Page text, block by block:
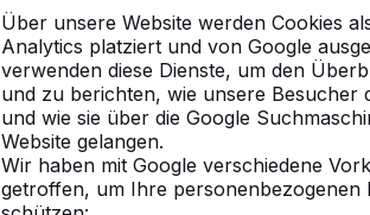
Über unsere Website werden Cookies
Analytics platziert und von Google
verwenden diese Dienste, um den
und zu berichten, wie unsere Besucher
und wie sie über die Google
Website gelangen.
Wir haben mit Google verschiedene
getroffen, um Ihre personenbezogenen